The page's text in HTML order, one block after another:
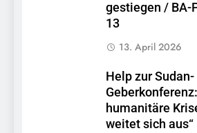
gestiegen / BA-
13
13. April 2026
Help zur Sudan-
humanitäre
weitet sich aus“